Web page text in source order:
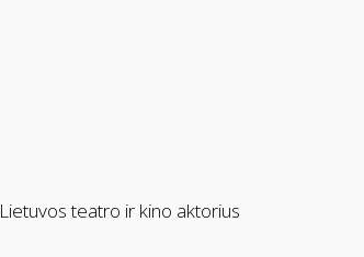
teatro ir kino aktorius